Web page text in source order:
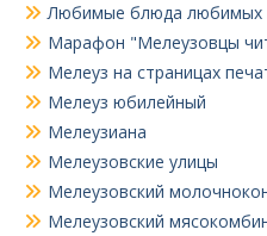
Любимые блюда любимых
Марафон "Мелеузовцы
Мелеуз на страницах
Мелеуз юбилейный
Мелеузиана
Мелеузовские улицы
Мелеузовский
Мелеузовский